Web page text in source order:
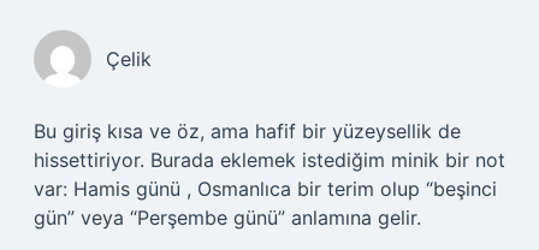
Çelik
Bu giriş kısa ve öz, ama hafif bir yüzeysellik de
hissettiriyor. Burada eklemek istediğim minik bir not
var: Hamis günü , Osmanlıca bir terim olup “beşinci
gün” veya “Perşembe günü” anlamına gelir.